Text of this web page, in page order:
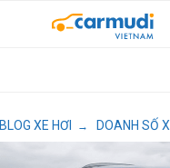
BLOG XE HƠI → DOANH SỐ